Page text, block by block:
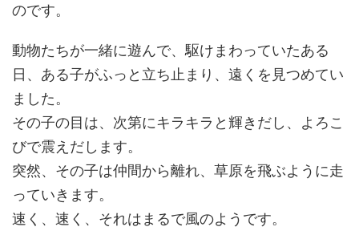
のです。
動物たちが一緒に遊んで、駆けまわっていたある
日、ある子がふっと立ち止まり、遠くを見つめてい
ました。
その子の目は、次第にキラキラと輝きだし、よろこ
びで震えだします。
突然、その子は仲間から離れ、草原を飛ぶように走
っていきます。
速く、速く、それはまるで風のようです。